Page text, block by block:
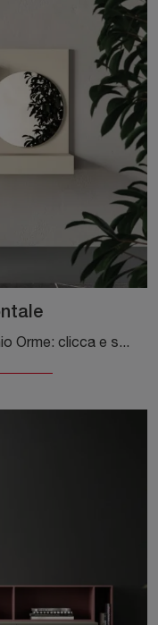
Pensili in laccato opaco del marchio Orme: clicca e scopri il modello Boiserie Orizzontale tra le più originali soluzioni per il soggiorno.